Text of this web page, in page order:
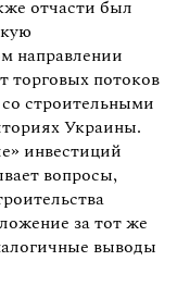
отчасти был
направлении
торговых потоков
со строительными
Украины.
инвестиций
вопросы,
за тот же
выводы